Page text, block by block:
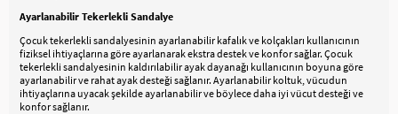
Ayarlanabilir Tekerlekli Sandalye
Çocuk tekerlekli sandalyesinin ayarlanabilir kafalık ve kolçakları kullanıcının
fiziksel ihtiyaçlarına göre ayarlanarak ekstra destek ve konfor sağlar. Çocuk
tekerlekli sandalyesinin kaldırılabilir ayak dayanağı kullanıcının boyuna göre
ayarlanabilir ve rahat ayak desteği sağlanır. Ayarlanabilir koltuk, vücudun
ihtiyaçlarına uyacak şekilde ayarlanabilir ve böylece daha iyi vücut desteği ve
konfor sağlanır.